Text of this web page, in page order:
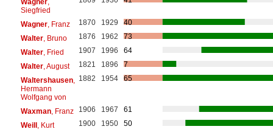
Siegfried
Wagner, Franz 1870 1929
40
Walter, Bruno 1876 1962
73
Walter, Fried 1907 1996
64
Walter, August 1821 1896
7
Waltershausen,
Hermann
Wolfgang von
1882 1954 65
Waxman, Franz 1906 1967
61
Weill, Kurt 1900 1950
50